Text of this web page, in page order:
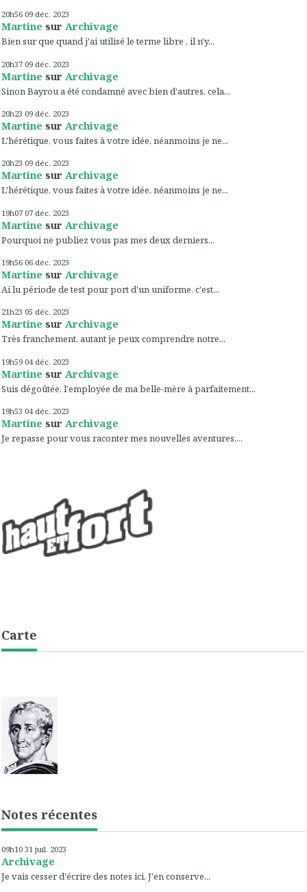
20h56 09 déc. 2023
Martine sur Archivage
Bien sur que quand j'ai utilisé le terme libre , il n'y...
20h37 09 déc. 2023
Martine sur Archivage
Sinon Bayrou a été condamné avec bien d'autres, cela...
20h23 09 déc. 2023
Martine sur Archivage
L'hérétique, vous faites à votre idée, néanmoins je ne...
20h23 09 déc. 2023
Martine sur Archivage
L'hérétique, vous faites à votre idée, néanmoins je ne...
19h07 07 déc. 2023
Martine sur Archivage
Pourquoi ne publiez vous pas mes deux derniers...
19h56 06 déc. 2023
Martine sur Archivage
Ai lu période de test pour port d'un uniforme, c'est...
21h23 05 déc. 2023
Martine sur Archivage
Très franchement, autant je peux comprendre notre...
19h59 04 déc. 2023
Martine sur Archivage
Suis dégoûtée, l'employée de ma belle-mère à parfaitement...
19h53 04 déc. 2023
Martine sur Archivage
Je repasse pour vous raconter mes nouvelles aventures,...
Carte
Notes récentes
09h10 31 juil. 2023
Archivage
Je vais cesser d'écrire des notes ici. J'en conserve...